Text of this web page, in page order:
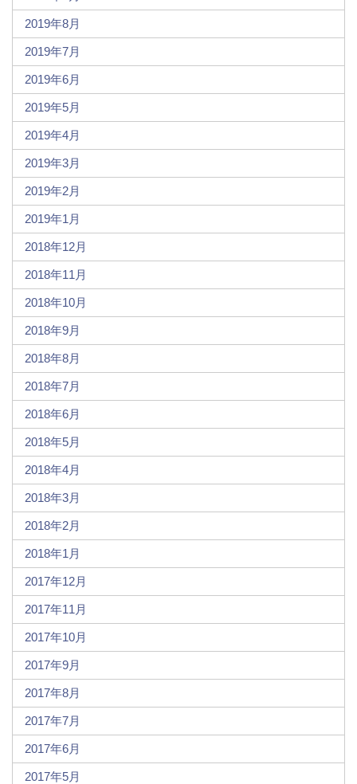
2019年8月
2019年7月
2019年6月
2019年5月
2019年4月
2019年3月
2019年2月
2019年1月
2018年12月
2018年11月
2018年10月
2018年9月
2018年8月
2018年7月
2018年6月
2018年5月
2018年4月
2018年3月
2018年2月
2018年1月
2017年12月
2017年11月
2017年10月
2017年9月
2017年8月
2017年7月
2017年6月
2017年5月